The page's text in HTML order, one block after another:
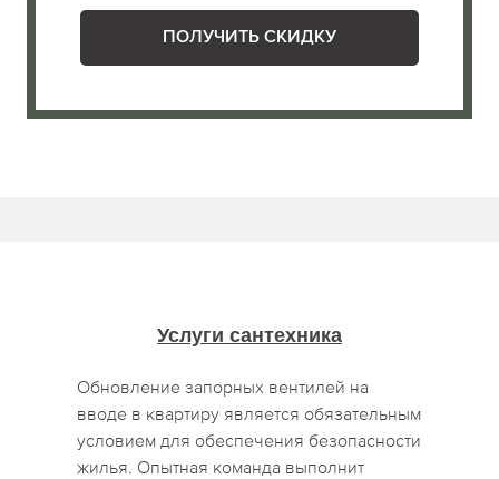
ПОЛУЧИТЬ СКИДКУ
Услуги сантехника
Обновление запорных вентилей на
вводе в квартиру является обязательным
условием для обеспечения безопасности
жилья. Опытная команда выполнит